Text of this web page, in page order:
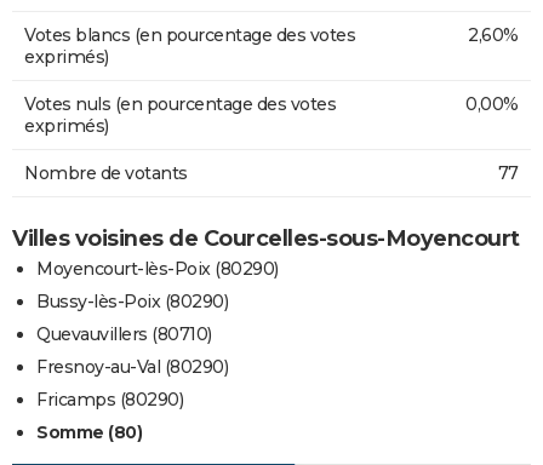
Votes blancs (en pourcentage des votes
exprimés)
2,60%
Votes nuls (en pourcentage des votes
exprimés)
0,00%
Nombre de votants 77
Villes voisines de Courcelles-sous-Moyencourt
Moyencourt-lès-Poix (80290)
Bussy-lès-Poix (80290)
Quevauvillers (80710)
Fresnoy-au-Val (80290)
Fricamps (80290)
Somme (80)